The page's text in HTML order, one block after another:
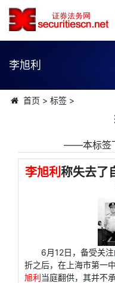
李旭利
首页 > 标签>
――本标签
李旭利称失去了
6月12日，备受关注
折之后，在上海市第一
旭利当庭翻供，其并不